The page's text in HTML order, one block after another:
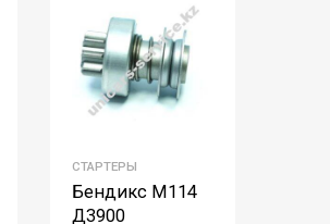
СТАРТЕРЫ
Бендикс М114
Д3900